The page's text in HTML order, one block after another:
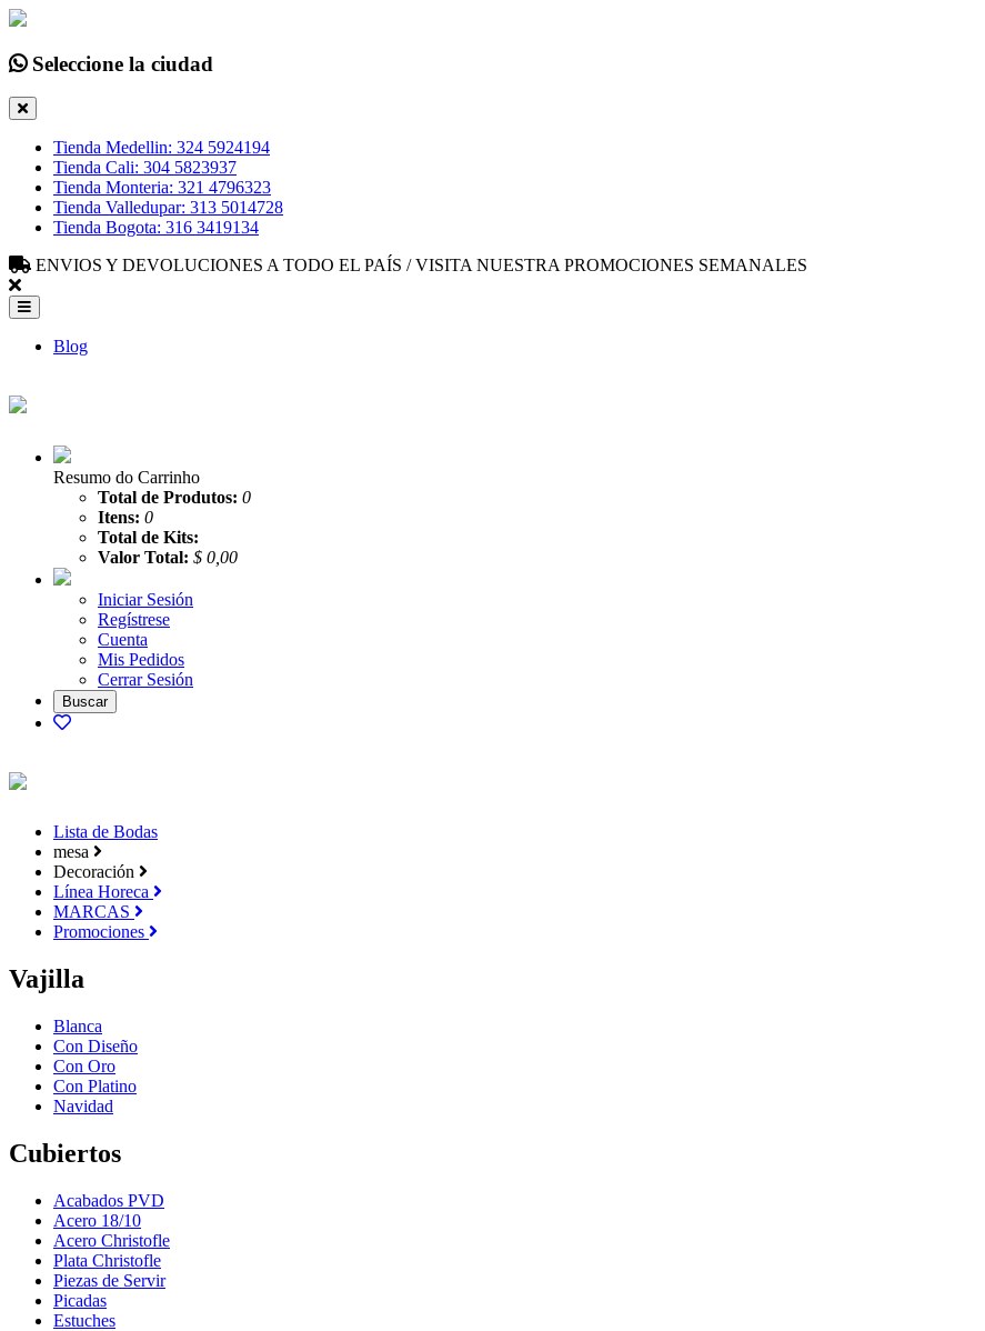
Seleccione la ciudad
Tienda Medellin: 324 5924194
Tienda Cali: 304 5823937
Tienda Monteria: 321 4796323
Tienda Valledupar: 313 5014728
Tienda Bogota: 316 3419134
ENVIOS Y DEVOLUCIONES A TODO EL PAÍS / VISITA NUESTRA PROMOCIONES SEMANALES
Blog
Resumo do Carrinho
Total de Produtos: 0
Itens: 0
Total de Kits:
Valor Total: $ 0,00
Iniciar Sesión
Regístrese
Cuenta
Mis Pedidos
Cerrar Sesión
Lista de Bodas
mesa
Decoración
Línea Horeca
MARCAS
Promociones
Vajilla
Blanca
Con Diseño
Con Oro
Con Platino
Navidad
Cubiertos
Acabados PVD
Acero 18/10
Acero Christofle
Plata Christofle
Piezas de Servir
Picadas
Estuches